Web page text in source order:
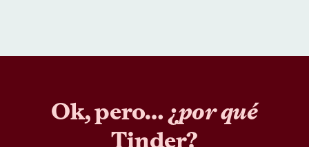
Ok, pero… ¿por qué
Tinder?